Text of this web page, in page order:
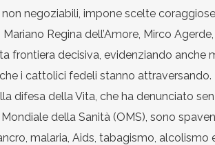
negoziabili, impone scelte
Regina dell’Amore, Mirco
frontiera decisiva, evidenziando anche
i cattolici fedeli stanno
difesa della Vita, che ha denunciato
Mondiale della Sanità (OMS), sono
malaria, Aids, tabagismo,